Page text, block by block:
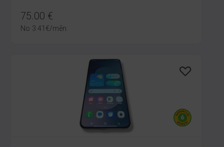
75.00 €
No 3.41 €/mēn.